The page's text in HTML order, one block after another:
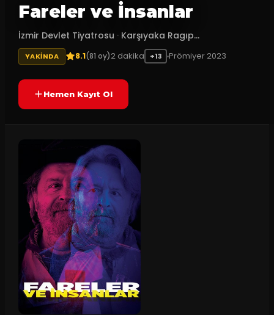
Fareler ve İnsanlar
İzmir Devlet Tiyatrosu · Karşıyaka Ragıp...
YAKINDA 8.1(81 oy)2 dakika +13 Prömiyer 2023
Hemen Kayıt Ol